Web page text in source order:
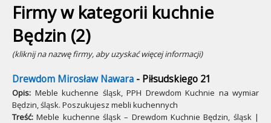
Firmy w kategorii kuchnie
Będzin (2)
(kliknij na nazwę firmy, aby uzyskać więcej informacji)
Drewdom Mirosław Nawara - Piłsudskiego 21
Opis: Meble kuchenne śląsk, PPH Drewdom Kuchnie na wymiar
Będzin, śląsk. Poszukujesz mebli kuchennych
Treść: Meble kuchenne śląsk – Drewdom Kuchnie Będzin, śląsk |